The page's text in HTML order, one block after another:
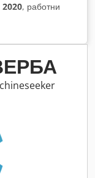
2020, работни